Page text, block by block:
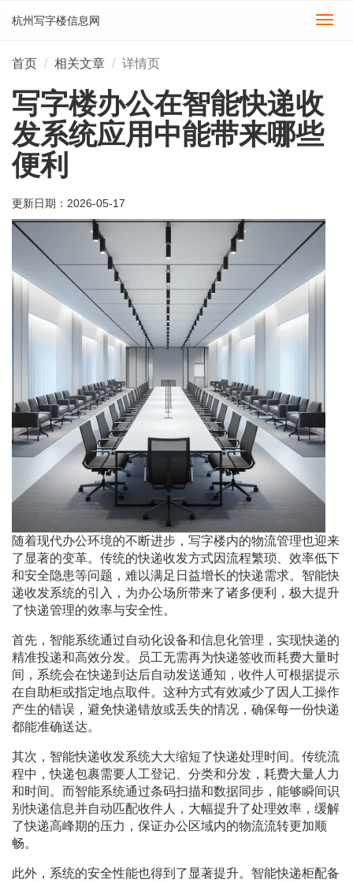
切
杭州写字楼信息网
首页 相关文章 详情页
写字楼办公在智能快递收
发系统应用中能带来哪些
便利
更新日期： 2026-05-17
随着现代办公环境的不断进步，写字楼内的物流管理也迎来
了显著的变革。传统的快递收发方式因流程繁琐、效率低下
和安全隐患等问题，难以满足日益增长的快递需求。智能快
递收发系统的引入，为办公场所带来了诸多便利，极大提升
了快递管理的效率与安全性。
首先，智能系统通过自动化设备和信息化管理，实现快递的
精准投递和高效分发。员工无需再为快递签收而耗费大量时
间，系统会在快递到达后自动发送通知，收件人可根据提示
在自助柜或指定地点取件。这种方式有效减少了因人工操作
产生的错误，避免快递错放或丢失的情况，确保每一份快递
都能准确送达。
其次，智能快递收发系统大大缩短了快递处理时间。传统流
程中，快递包裹需要人工登记、分类和分发，耗费大量人力
和时间。而智能系统通过条码扫描和数据同步，能够瞬间识
别快递信息并自动匹配收件人，大幅提升了处理效率，缓解
了快递高峰期的压力，保证办公区域内的物流流转更加顺
畅。
此外，系统的安全性能也得到了显著提升。智能快递柜配备